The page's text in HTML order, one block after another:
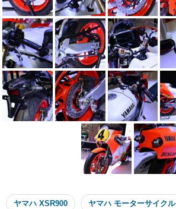
ヤマハ XSR900 ヤマハ モーターサイクル